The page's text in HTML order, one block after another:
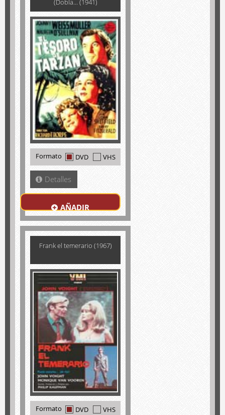
(Dobla... (1941)
Formato DVD VHS
Detalles
AÑADIR
Frank el temerario (1967)
Formato DVD VHS